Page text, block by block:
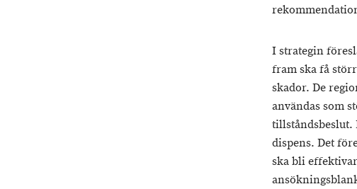
I strategin
fram ska få
skador. De
användas som
tillståndsbeslut.
dispens. Det
ska bli